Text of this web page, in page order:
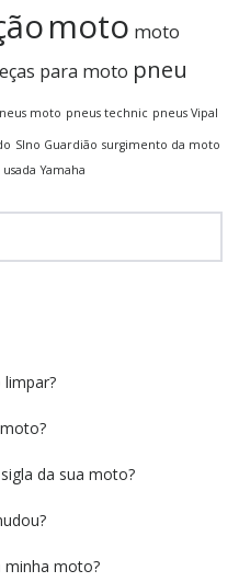
moto moto
para moto pneu
moto pneus technic pneus Vipal
SIno Guardião surgimento da moto
Yamaha
da sua moto?
minha moto?